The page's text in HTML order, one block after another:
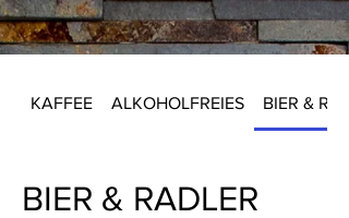
KAFFEE ALKOHOLFREIES BIER &
BIER & RADLER